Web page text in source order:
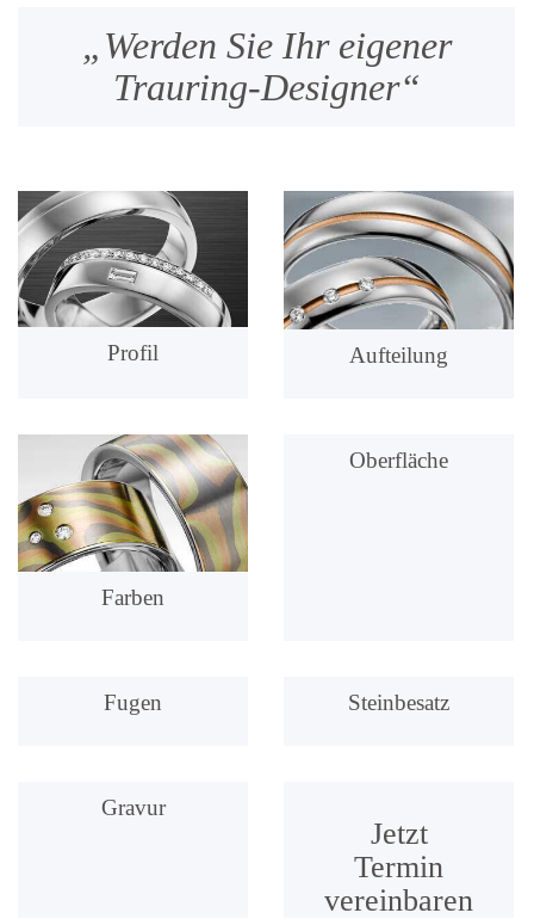
„Werden Sie Ihr eigener
Trauring-Designer“
Profil Aufteilung
Farben
Oberfläche
Fugen Steinbesatz
Gravur
Jetzt
Termin
vereinbaren